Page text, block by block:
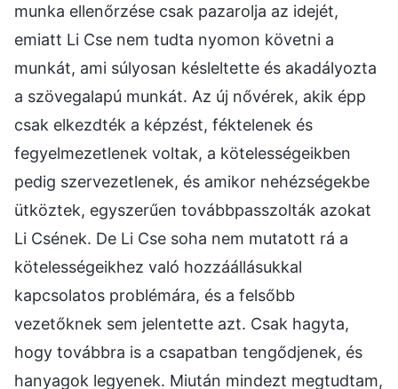
munka ellenőrzése csak pazarolja az idejét,
emiatt Li Cse nem tudta nyomon követni a
munkát, ami súlyosan késleltette és akadályozta
a szövegalapú munkát. Az új nővérek, akik épp
csak elkezdték a képzést, féktelenek és
fegyelmezetlenek voltak, a kötelességeikben
pedig szervezetlenek, és amikor nehézségekbe
ütköztek, egyszerűen továbbpasszolták azokat
Li Csének. De Li Cse soha nem mutatott rá a
kötelességeikhez való hozzáállásukkal
kapcsolatos problémára, és a felsőbb
vezetőknek sem jelentette azt. Csak hagyta,
hogy továbbra is a csapatban tengődjenek, és
hanyagok legyenek. Miután mindezt megtudtam,